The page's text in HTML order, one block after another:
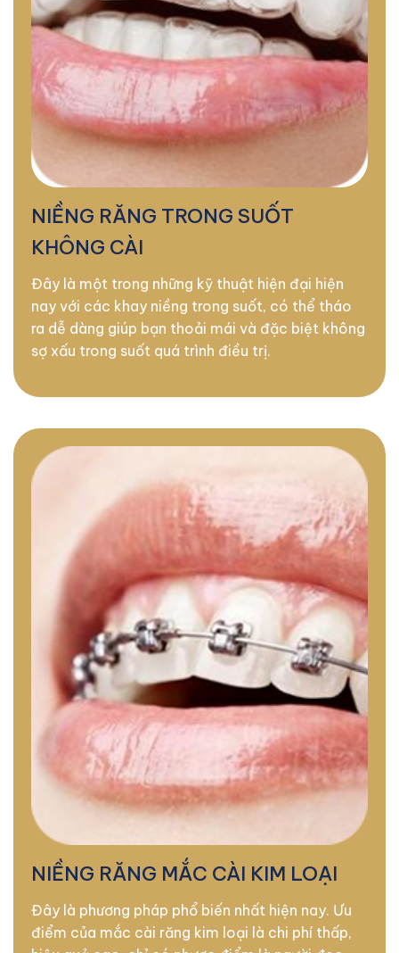
NIỀNG RĂNG TRONG SUỐT
KHÔNG CÀI
Đây là một trong những kỹ thuật hiện đại hiện
nay với các khay niềng trong suốt, có thể tháo
ra dễ dàng giúp bạn thoải mái và đặc biệt không
sợ xấu trong suốt quá trình điều trị.
NIỀNG RĂNG MẮC CÀI KIM LOẠI
Đây là phương pháp phổ biến nhất hiện nay. Ưu
điểm của mắc cài răng kim loại là chi phí thấp,